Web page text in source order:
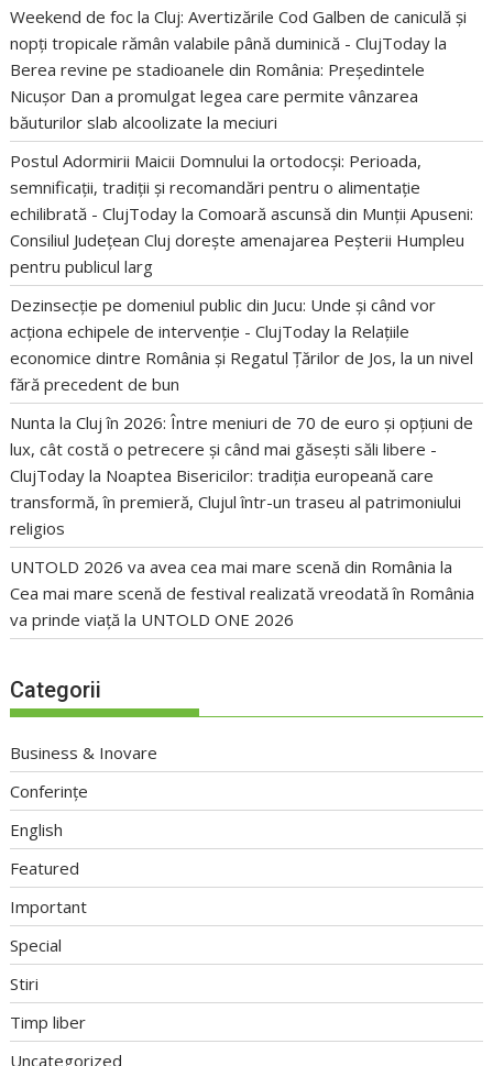
Weekend de foc la Cluj: Avertizările Cod Galben de caniculă și
nopți tropicale rămân valabile până duminică - ClujToday la
Berea revine pe stadioanele din România: Președintele
Nicușor Dan a promulgat legea care permite vânzarea
băuturilor slab alcoolizate la meciuri
Postul Adormirii Maicii Domnului la ortodocși: Perioada,
semnificații, tradiții și recomandări pentru o alimentație
echilibrată - ClujToday laComoară ascunsă din Munții Apuseni:
Consiliul Județean Cluj dorește amenajarea Peșterii Humpleu
pentru publicul larg
Dezinsecție pe domeniul public din Jucu: Unde și când vor
acționa echipele de intervenție - ClujToday la Relațiile
economice dintre România și Regatul Țărilor de Jos, la un nivel
fără precedent de bun
Nunta la Cluj în 2026: Între meniuri de 70 de euro și opțiuni de
lux, cât costă o petrecere și când mai găsești săli libere -
ClujToday la Noaptea Bisericilor: tradiția europeană care
transformă, în premieră, Clujul într-un traseu al patrimoniului
religios
UNTOLD 2026 va avea cea mai mare scenă din România la
Cea mai mare scenă de festival realizată vreodată în România
va prinde viață la UNTOLD ONE 2026
Categorii
Business & Inovare
Conferințe
English
Featured
Important
Special
Stiri
Timp liber
Uncategorized